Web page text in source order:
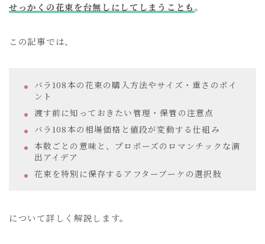
せっかくの花束を台無しにしてしまうことも。
この記事では、
バラ108本の花束の購入方法やサイズ・重さのポイ
ント
渡す前に知っておきたい管理・保管の注意点
バラ108本の相場価格と値段が変動する仕組み
本数ごとの意味と、プロポーズのロマンチックな演
出アイデア
花束を特別に保存するアフターブーケの選択肢
について詳しく解説します。